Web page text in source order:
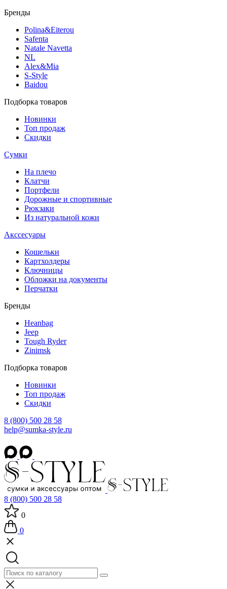
Бренды
Polina&Eiterou
Safenta
Natale Navetta
NL
Alex&Mia
S-Style
Baidou
Подборка товаров
Новинки
Топ продаж
Скидки
Сумки
На плечо
Клатчи
Портфели
Дорожные и спортивные
Рюкзаки
Из натуральной кожи
Акссесуары
Кошельки
Картхолдеры
Ключницы
Обложки на документы
Перчатки
Бренды
Heanbag
Jeep
Tough Ryder
Zinimsk
Подборка товаров
Новинки
Топ продаж
Скидки
8 (800) 500 28 58
help@sumka-style.ru
8 (800) 500 28 58
0
0